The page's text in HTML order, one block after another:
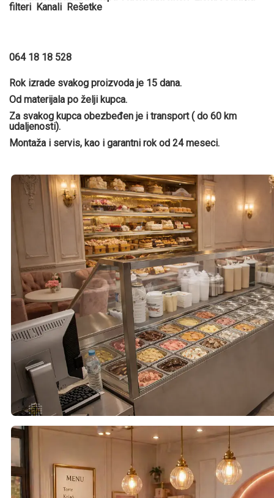
filteri Kanali Rešetke
064 18 18 528
Rok izrade svakog proizvoda je 15 dana.
Od materijala po želji kupca.
Za svakog kupca obezbeđen je i transport ( do 60 km
udaljenosti).
Montaža i servis, kao i garantni rok od 24 meseci.